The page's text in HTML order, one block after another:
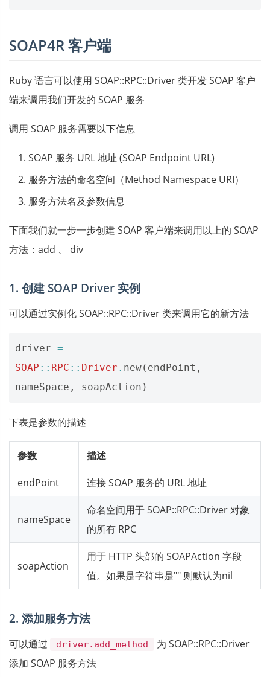
SOAP4R 客户端
Ruby 语言可以使用 SOAP::RPC::Driver 类开发 SOAP 客户
端来调用我们开发的 SOAP 服务
调用 SOAP 服务需要以下信息
SOAP 服务 URL 地址 (SOAP Endpoint URL)
服务方法的命名空间（Method Namespace URI）
服务方法名及参数信息
下面我们就一步一步创建 SOAP 客户端来调用以上的 SOAP
方法：add 、 div
1. 创建 SOAP Driver 实例
可以通过实例化 SOAP::RPC::Driver 类来调用它的新方法
driver =
SOAP :: RPC :: Driver . new( endPoint ,
nameSpace , soapAction )
下表是参数的描述
参数 描述
endPoint 连接 SOAP 服务的 URL 地址
nameSpace
命名空间用于 SOAP::RPC::Driver 对象
的所有 RPC
soapAction
用于 HTTP 头部的 SOAPAction 字段
值。如果是字符串是"" 则默认为nil
2. 添加服务方法
可以通过 driver.add_method
为 SOAP::RPC::Driver
添加 SOAP 服务方法